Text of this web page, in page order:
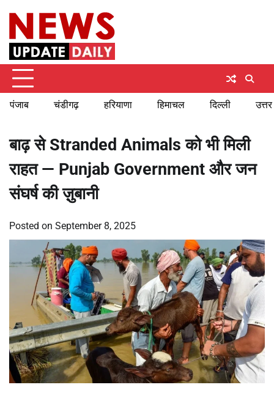
content
पंजाब चंडीगढ़ हरियाणा हिमाचल दिल्ली
बाढ़ से Stranded Animals को भी मिली
राहत — Punjab Government और जन
संघर्ष की ज़ुबानी
Posted on September 8, 2025